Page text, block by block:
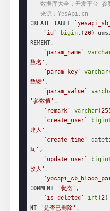
-- 数据库大全：开发平台-参
-- 来源：YesApi.cn
CREATE TABLE
`id`
bigint (20)
REMENT,
`param_name`
数名' ,
`param_key`
varchar(
数键' ,
`param_value`
'参数值' ,
`remark`
varchar(
`create_user`
建人' ,
`create_time`
间' ,
`update_user`
改人' ,
COMMENT
'状态' ,
`is_deleted`
int (2)
NT
'是否已删除' ,